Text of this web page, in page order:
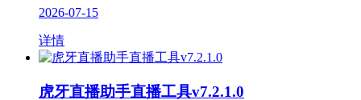
2026-07-15
详情
虎牙直播助手直播工具v7.2.1.0